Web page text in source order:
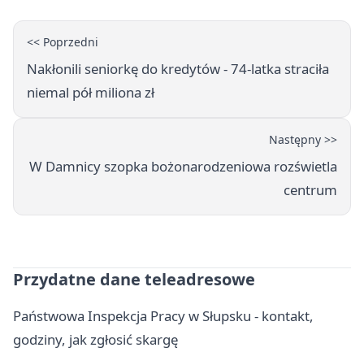
<< Poprzedni
Nakłonili seniorkę do kredytów - 74-latka straciła
niemal pół miliona zł
Następny >>
W Damnicy szopka bożonarodzeniowa rozświetla
centrum
Przydatne dane teleadresowe
Państwowa Inspekcja Pracy w Słupsku - kontakt,
godziny, jak zgłosić skargę